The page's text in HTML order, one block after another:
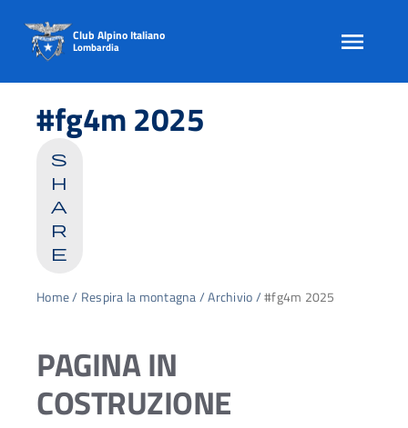
content
Club Alpino Italiano
Lombardia
#fg4m 2025
s
h
a
r
e
Home/ Respira la montagna/Archivio/#fg4m 2025
PAGINA IN
COSTRUZIONE